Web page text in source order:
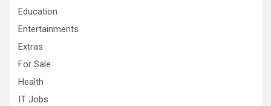
Education
Entertainments
Extras
For Sale
Health
IT Jobs